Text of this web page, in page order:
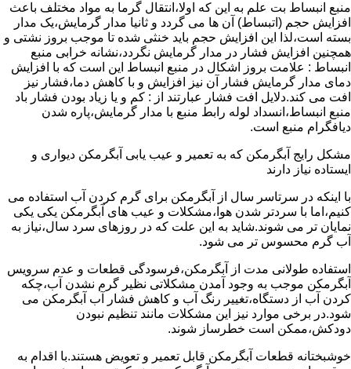
منبع انبساط بت علم به این که اولا،انتقال گرما به مواد مختلف باعث
افزایش حجم (اتبساط) آن ها می گردد و ثانیا مدار گرمایش،یک مدار
بسته است،لذا این افزایش حجم باید خنثی شده تا موجب بروز نشتی و
همچنین افزایش فشار در مدار گرمایش نگردد،نشانه خرابی منبع
انبساط : علامت بروز اشکال در منبع انبساط این است که با افزایش
دمای مدار گرمایش فشار آن نیز افزایش و با کاهش دما،فشار نیز
افت می کند.دلایل افت فشار عبارتند از : کم و یا زیاد بودن فشار باد
منبع انبساط،انسداد لوله رابط منبع با مدار گرمایش،پاره شدن
دیافگرام منبع است.
مشکل رایج آبگرمکن که به تعمیر و عیب یابی آبگرمکن دیواری و
ایستاده نیاز دارند
با اینکه در سرتاسر سال از آبگرمکن برای گرم کردن آب استفاده می
کنیم،اما با سردتر شدن هوا،مشکلات و عیب های آبگرمکن یکی یکی
نمایان تر می شوند.شاید به این علت که در روزهای سرد سال،نیاز به
آب گرم محسوس تر می شود.
استفاده طولانی مدت از آبگرمکن،فرسودگی قطعات و عدم سرویس
آبگرمکن موجب به وجود آمدن مشکلاتی نظیر گرم نشدن آب،چکه
کردن آب از دستگاه،تغییر رنگ آب و کاهش فشار آب آبگرمکن می
شود.در برخی موارد نیز این مشکلات مانند تنظیم نبودن
دودکش،ممکن است خطرساز شوند.
خوشبختانه قطعات آبگرمکن قابل تعمیر و تعویض هستند.با اقدام به